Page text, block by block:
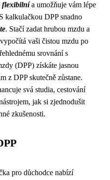
flexibilnía umožňuje vám lépe
kalkulačkou DPP snadno
. Stačí zadat hrubou mzdu a
vaši čistou mzdu po
srovnání s
(DPP) získáte jasnou
z DPP skutečně zůstane.
svá studia, cestování
jak si zjednodušit
zkušenosti.
pro důchodce nabízí